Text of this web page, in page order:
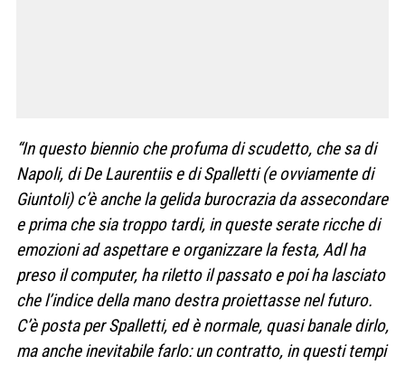
“In questo biennio che profuma di scudetto, che sa di
Napoli, di De Laurentiis e di Spalletti (e ovviamente di
Giuntoli) c’è anche la gelida burocrazia da assecondare
e prima che sia troppo tardi, in queste serate ricche di
emozioni ad aspettare e organizzare la festa, Adl ha
preso il computer, ha riletto il passato e poi ha lasciato
che l’indice della mano destra proiettasse nel futuro.
C’è posta per Spalletti, ed è normale, quasi banale dirlo,
ma anche inevitabile farlo: un contratto, in questi tempi